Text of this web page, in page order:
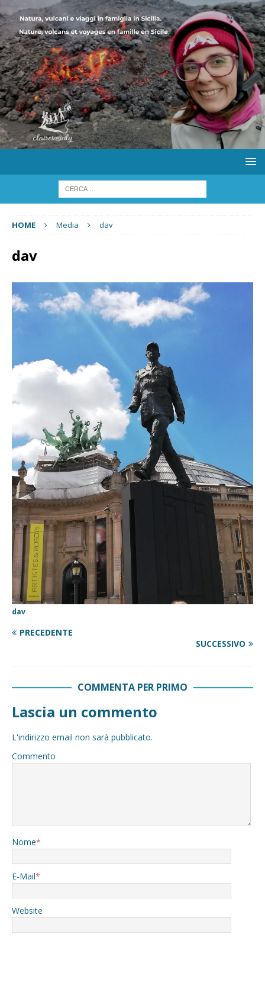
HOME Media dav
dav
dav
PRECEDENTE
SUCCESSIVO
COMMENTA PER PRIMO
Lascia un commento
L'indirizzo email non sarà pubblicato.
Commento
Nome*
E-Mail*
Website